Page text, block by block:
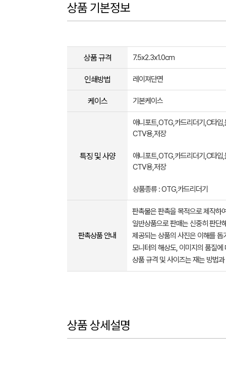
상품 기본정보
상품 규격 7.5x2.3x1.0cm
인쇄방법 레이져단면
케이스 기본케이스
특징 및 사양
애니포트,OTG,카드리더기,C타입
CTV용,저장
애니포트,OTG,카드리더기,C타입
CTV용,저장
상품종류 : OTG,카드리더기
판촉상품 안내
판촉물은 판촉을 목적으로 제작하
일반상품으로 판매는 신중히 판단
제공되는 상품의 사진은 이해를
모니터의 해상도, 이미지의 품질
상품 규격 및 사이즈는 재는 방법
상품 상세설명